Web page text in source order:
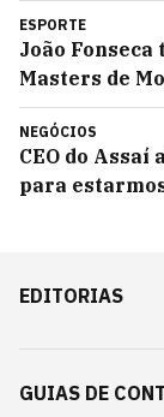
ESPORTE
João
Masters de
NEGÓCIOS
CEO do Assaí
para
EDITORIAS
GUIAS DE